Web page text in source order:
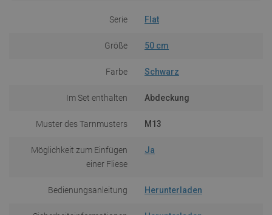
Serie Flat
Größe 50 cm
Farbe Schwarz
Im Set enthalten Abdeckung
Muster des Tarnmusters M13
Möglichkeit zum Einfügen
einer Fliese
Ja
Bedienungsanleitung Herunterladen